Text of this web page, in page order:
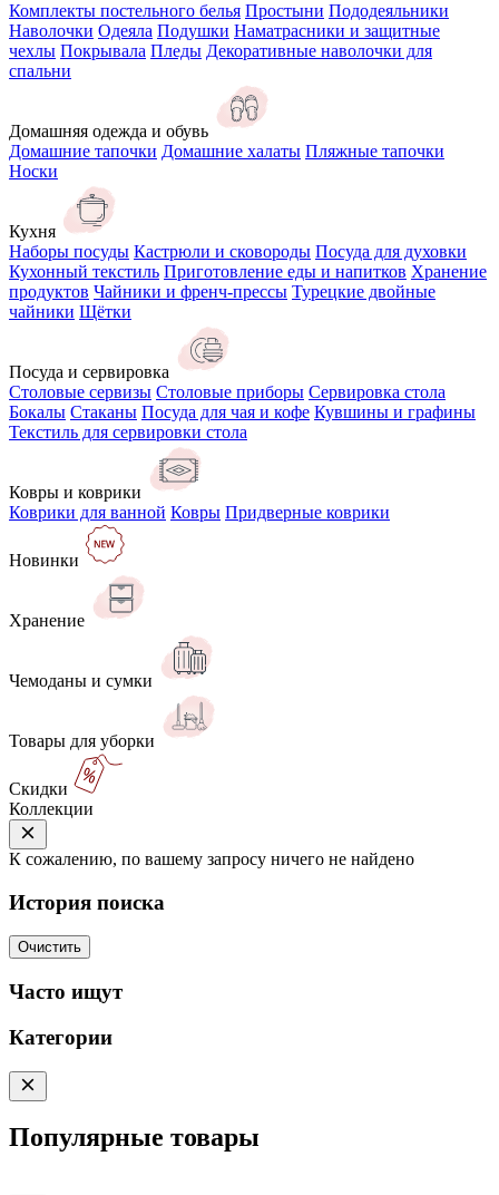
Комплекты постельного белья Простыни Пододеяльники
Наволочки Одеяла Подушки Наматрасники и защитные
чехлы Покрывала Пледы Декоративные наволочки для
спальни
Домашняя одежда и обувь
Домашние тапочки Домашние халаты Пляжные тапочки
Носки
Кухня
Наборы посуды Кастрюли и сковороды Посуда для духовки
Кухонный текстиль Приготовление еды и напитков Хранение
продуктов Чайники и френч-прессы Турецкие двойные
чайники Щётки
Посуда и сервировка
Столовые сервизы Столовые приборы Сервировка стола
Бокалы Стаканы Посуда для чая и кофе Кувшины и графины
Текстиль для сервировки стола
Ковры и коврики
Коврики для ванной Ковры Придверные коврики
Новинки
Хранение
Чемоданы и сумки
Товары для уборки
Скидки
Коллекции
К сожалению, по вашему запросу ничего не найдено
История поиска
Очистить
Часто ищут
Категории
Популярные товары